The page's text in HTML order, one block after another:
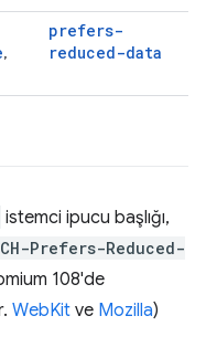
,
prefers-
reduced-data
istemci ipucu başlığı,
Prefers-Reduced-
108'de
WebKit ve Mozilla)